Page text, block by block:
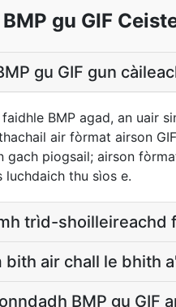
BMP gu GIF
gu GIF gun
BMP agad, an uair
air fòrmat airson
gach piogsail; airson
luchdaich thu sìos e.
trìd-shoilleireachd
air chall le bhith
BMP gu GIF